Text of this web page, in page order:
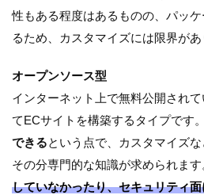
性もある程度はあるものの、パッ
るため、カスタマイズには限界があ
オープンソース型
インターネット上で無料公開され
てECサイトを構築するタイプです
できるという点で、カスタマイズな
その分専門的な知識が求められます
していなかったり、セキュリティ